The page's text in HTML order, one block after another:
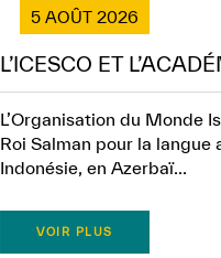
5 AOÛT 2026
L’ICESCO ET
L’Organisation du Monde
Roi Salman pour la langue
Indonésie, en Azerbaï...
VOIR PLUS